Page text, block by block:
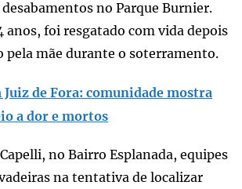
desabamentos no Parque Burnier.
anos, foi resgatado com vida depois
pela mãe durante o soterramento.
Juiz de Fora: comunidade mostra
a dor e mortos
no Bairro Esplanada, equipes
na tentativa de localizar